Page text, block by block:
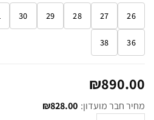
26
27
28
29
30
36
38
₪890.00
מחיר חבר מועדון: ₪828.00